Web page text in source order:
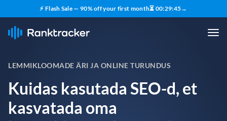
⚡ Flash Sale — 90% off your first month⏳ 00:29:44→
LEMMIKLOOMADE ÄRI JA ONLINE TURUNDUS
Kuidas kasutada SEO-d, et
kasvatada oma